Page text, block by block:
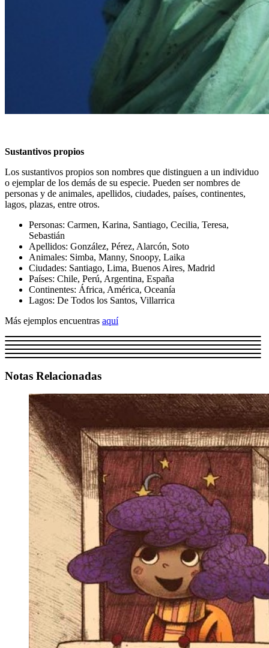
Sustantivos propios
Los sustantivos propios son nombres que distinguen a un individuo
o ejemplar de los demás de su especie. Pueden ser nombres de
personas y de animales, apellidos, ciudades, países, continentes,
lagos, plazas, entre otros.
Personas: Carmen, Karina, Santiago, Cecilia, Teresa,
Sebastián
Apellidos: González, Pérez, Alarcón, Soto
Animales: Simba, Manny, Snoopy, Laika
Ciudades: Santiago, Lima, Buenos Aires, Madrid
Países: Chile, Perú, Argentina, España
Continentes: África, América, Oceanía
Lagos: De Todos los Santos, Villarrica
Más ejemplos encuentras aquí
Notas Relacionadas